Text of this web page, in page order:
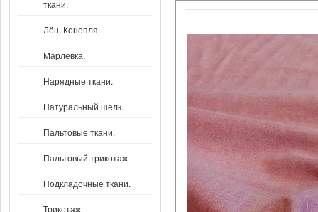
ткани.
Лён, Конопля.
Марлевка.
Нарядные ткани.
Натуральный шелк.
Пальтовые ткани.
Пальтовый трикотаж
Подкладочные ткани.
Трикотаж